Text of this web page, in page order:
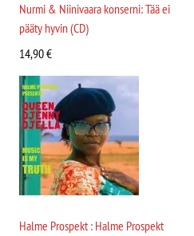
Nurmi & Niinivaara konserni: Tää ei
pääty hyvin (CD)
14,90€
Halme Prospekt : Halme Prospekt